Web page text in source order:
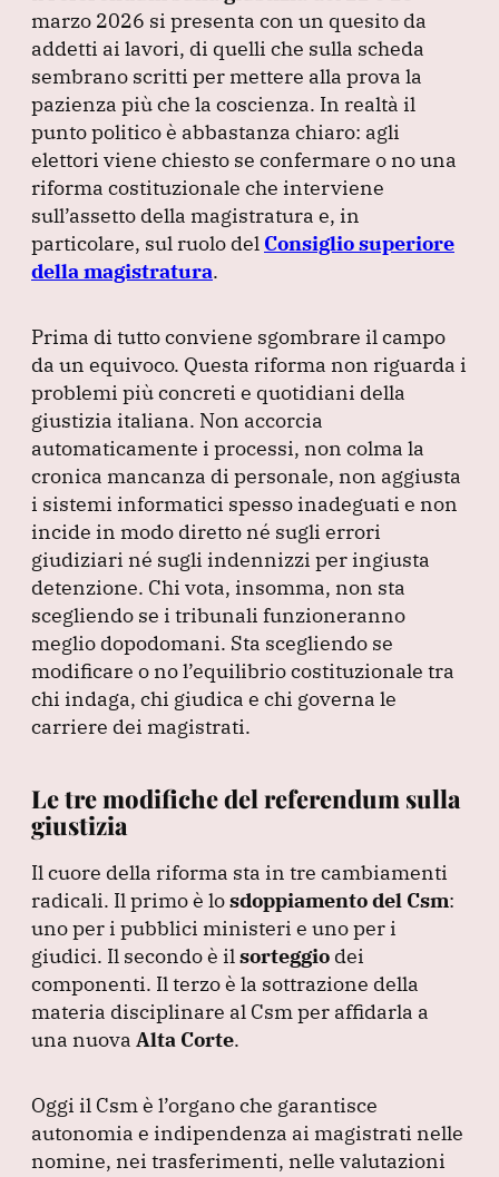
e
b
o
o
k
e
dI
n
s
A
p
p
gr
a
m
l
marzo 2026 si presenta con un quesito da
addetti ai lavori, di quelli che sulla scheda
sembrano scritti per mettere alla prova la
pazienza più che la coscienza. In realtà il
punto politico è abbastanza chiaro: agli
elettori viene chiesto se confermare o no una
riforma costituzionale che interviene
sull’assetto della magistratura e, in
particolare, sul ruolo del Consiglio superiore
della magistratura.
Prima di tutto conviene sgombrare il campo
da un equivoco. Questa riforma non riguarda i
problemi più concreti e quotidiani della
giustizia italiana. Non accorcia
automaticamente i processi, non colma la
cronica mancanza di personale, non aggiusta
i sistemi informatici spesso inadeguati e non
incide in modo diretto né sugli errori
giudiziari né sugli indennizzi per ingiusta
detenzione. Chi vota, insomma, non sta
scegliendo se i tribunali funzioneranno
meglio dopodomani. Sta scegliendo se
modificare o no l’equilibrio costituzionale tra
chi indaga, chi giudica e chi governa le
carriere dei magistrati.
Le tre modifiche del referendum sulla
giustizia
Il cuore della riforma sta in tre cambiamenti
radicali. Il primo è losdoppiamento del Csm:
uno per i pubblici ministeri e uno per i
giudici. Il secondo è il sorteggio dei
componenti. Il terzo è la sottrazione della
materia disciplinare al Csm per affidarla a
una nuova Alta Corte.
Oggi il Csm è l’organo che garantisce
autonomia e indipendenza ai magistrati nelle
nomine, nei trasferimenti, nelle valutazioni